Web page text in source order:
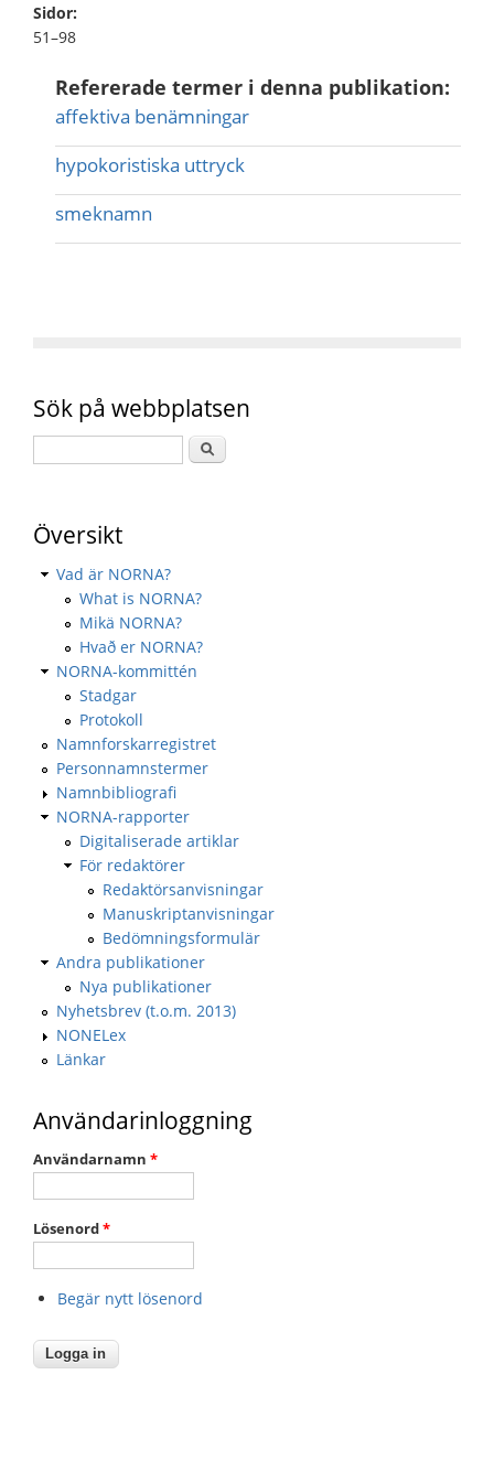
Sidor:
51–98
Refererade termer i denna publikation:
affektiva benämningar
hypokoristiska uttryck
smeknamn
Sök på webbplatsen
Översikt
Vad är NORNA?
What is NORNA?
Mikä NORNA?
Hvað er NORNA?
NORNA-kommittén
Stadgar
Protokoll
Namnforskarregistret
Personnamnstermer
Namnbibliografi
NORNA-rapporter
Digitaliserade artiklar
För redaktörer
Redaktörsanvisningar
Manuskriptanvisningar
Bedömningsformulär
Andra publikationer
Nya publikationer
Nyhetsbrev (t.o.m. 2013)
NONELex
Länkar
Användarinloggning
Användarnamn *
Lösenord*
Begär nytt lösenord